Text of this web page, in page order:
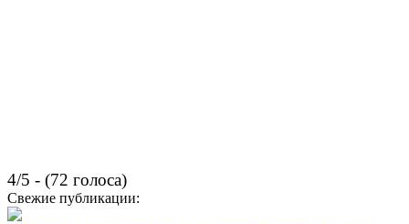
4/5 - (72 голоса)
Свежие публикации: